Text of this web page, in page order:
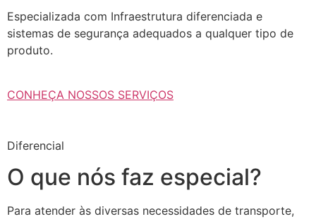
Especializada com Infraestrutura diferenciada e
sistemas de segurança adequados a qualquer tipo de
produto.
CONHEÇA NOSSOS SERVIÇOS
Diferencial
O que nós faz especial?
Para atender às diversas necessidades de transporte,